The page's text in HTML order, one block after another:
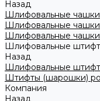
Назад
Шлифовальные чашки
Шлифовальные
Шлифовальные
Шлифовальные
Назад
Шлифовальные
Штифты (шарошки)
Компания
Назад